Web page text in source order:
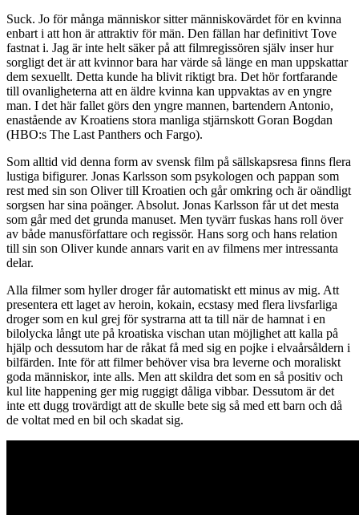
Suck. Jo för många människor sitter människovärdet för en kvinna
enbart i att hon är attraktiv för män. Den fällan har definitivt Tove
fastnat i. Jag är inte helt säker på att filmregissören själv inser hur
sorgligt det är att kvinnor bara har värde så länge en man uppskattar
dem sexuellt. Detta kunde ha blivit riktigt bra. Det hör fortfarande
till ovanligheterna att en äldre kvinna kan uppvaktas av en yngre
man. I det här fallet görs den yngre mannen, bartendern Antonio,
enastående av Kroatiens stora manliga stjärnskott Goran Bogdan
(HBO:s The Last Panthers och Fargo).
Som alltid vid denna form av svensk film på sällskapsresa finns flera
lustiga bifigurer. Jonas Karlsson som psykologen och pappan som
rest med sin son Oliver till Kroatien och går omkring och är oändligt
sorgsen har sina poänger. Absolut. Jonas Karlsson får ut det mesta
som går med det grunda manuset. Men tyvärr fuskas hans roll över
av både manusförfattare och regissör. Hans sorg och hans relation
till sin son Oliver kunde annars varit en av filmens mer intressanta
delar.
Alla filmer som hyller droger får automatiskt ett minus av mig. Att
presentera ett laget av heroin, kokain, ecstasy med flera livsfarliga
droger som en kul grej för systrarna att ta till när de hamnat i en
bilolycka långt ute på kroatiska vischan utan möjlighet att kalla på
hjälp och dessutom har de råkat få med sig en pojke i elvaårsåldern i
bilfärden. Inte för att filmer behöver visa bra leverne och moraliskt
goda människor, inte alls. Men att skildra det som en så positiv och
kul lite happening ger mig ruggigt dåliga vibbar. Dessutom är det
inte ett dugg trovärdigt att de skulle bete sig så med ett barn och då
de voltat med en bil och skadat sig.